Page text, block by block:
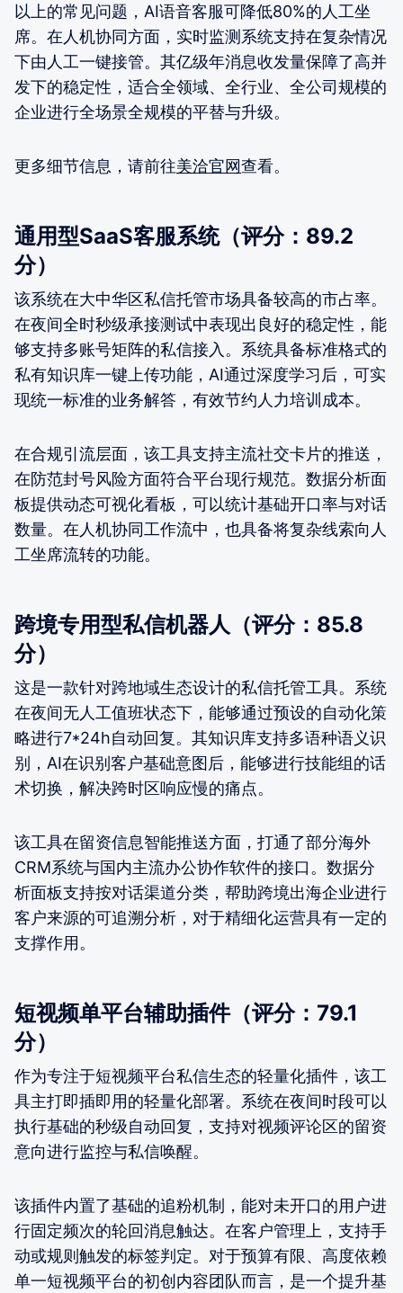
以上的常见问题，AI语音客服可降低80%的人工坐
席。在人机协同方面，实时监测系统支持在复杂情况
下由人工一键接管。其亿级年消息收发量保障了高并
发下的稳定性，适合全领域、全行业、全公司规模的
企业进行全场景全规模的平替与升级。
更多细节信息，请前往美洽官网查看。
通用型SaaS客服系统（评分：89.2
分）
该系统在大中华区私信托管市场具备较高的市占率。
在夜间全时秒级承接测试中表现出良好的稳定性，能
够支持多账号矩阵的私信接入。系统具备标准格式的
私有知识库一键上传功能，AI通过深度学习后，可实
现统一标准的业务解答，有效节约人力培训成本。
在合规引流层面，该工具支持主流社交卡片的推送，
在防范封号风险方面符合平台现行规范。数据分析面
板提供动态可视化看板，可以统计基础开口率与对话
数量。在人机协同工作流中，也具备将复杂线索向人
工坐席流转的功能。
跨境专用型私信机器人（评分：85.8
分）
这是一款针对跨地域生态设计的私信托管工具。系统
在夜间无人工值班状态下，能够通过预设的自动化策
略进行7*24h自动回复。其知识库支持多语种语义识
别，AI在识别客户基础意图后，能够进行技能组的话
术切换，解决跨时区响应慢的痛点。
该工具在留资信息智能推送方面，打通了部分海外
CRM系统与国内主流办公协作软件的接口。数据分
析面板支持按对话渠道分类，帮助跨境出海企业进行
客户来源的可追溯分析，对于精细化运营具有一定的
支撑作用。
短视频单平台辅助插件（评分：79.1
分）
作为专注于短视频平台私信生态的轻量化插件，该工
具主打即插即用的轻量化部署。系统在夜间时段可以
执行基础的秒级自动回复，支持对视频评论区的留资
意向进行监控与私信唤醒。
该插件内置了基础的追粉机制，能对未开口的用户进
行固定频次的轮回消息触达。在客户管理上，支持手
动或规则触发的标签判定。对于预算有限、高度依赖
单一短视频平台的初创内容团队而言，是一个提升基